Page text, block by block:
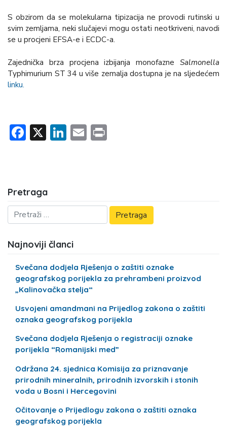
S obzirom da se molekularna tipizacija ne provodi rutinski u
svim zemljama, neki slučajevi mogu ostati neotkriveni, navodi
se u procjeni EFSA-e i ECDC-a.
Zajednička brza procjena izbijanja monofazne Salmonella
Typhimurium ST 34 u više zemalja dostupna je na sljedećem
linku.
Facebook
X LinkedIn
Email
Pretraga
Najnoviji članci
Svečana dodjela Rješenja o zaštiti oznake
geografskog porijekla za prehrambeni proizvod
„Kalinovačka stelja“
Usvojeni amandmani na Prijedlog zakona o zaštiti
oznaka geografskog porijekla
Svečana dodjela Rješenja o registraciji oznake
porijekla “Romanijski med”
Održana 24. sjednica Komisija za priznavanje
prirodnih mineralnih, prirodnih izvorskih i stonih
voda u Bosni i Hercegovini
Očitovanje o Prijedlogu zakona o zaštiti oznaka
geografskog porijekla